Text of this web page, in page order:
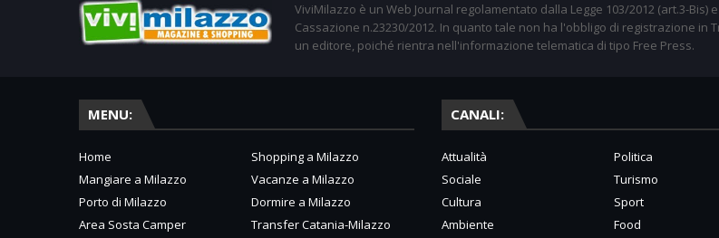
ViviMilazzo è un Web Journal regolamentato dalla Legge 103/2012 (art.3-Bis)
Cassazione n.23230/2012. In quanto tale non ha l'obbligo di registrazione in
un editore, poiché rientra nell'informazione telematica di tipo Free Press.
MENU:
Home
Shopping a Milazzo
Mangiare a Milazzo
Vacanze a Milazzo
Porto di Milazzo
Dormire a Milazzo
Area Sosta Camper
Transfer Catania-Milazzo
CANALI:
Attualità
Politica
Sociale
Turismo
Cultura
Sport
Ambiente
Food